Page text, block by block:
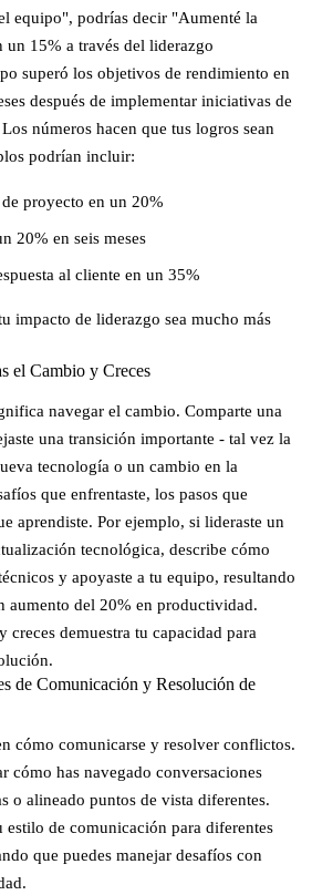
equipo", podrías decir "Aumenté la
15% a través del liderazgo
superó los objetivos de rendimiento en
después de implementar iniciativas de
números hacen que tus logros sean
podrían incluir:
proyecto en un 20%
20% en seis meses
al cliente en un 35%
impacto de liderazgo sea mucho más
el Cambio y Creces
navegar el cambio. Comparte una
una transición importante - tal vez la
tecnología o un cambio en la
que enfrentaste, los pasos que
aprendiste. Por ejemplo, si lideraste un
tecnológica, describe cómo
y apoyaste a tu equipo, resultando
aumento del 20% en productividad.
creces demuestra tu capacidad para
de Comunicación y Resolución de
cómo comunicarse y resolver conflictos.
cómo has navegado conversaciones
o alineado puntos de vista diferentes.
estilo de comunicación para diferentes
que puedes manejar desafíos con